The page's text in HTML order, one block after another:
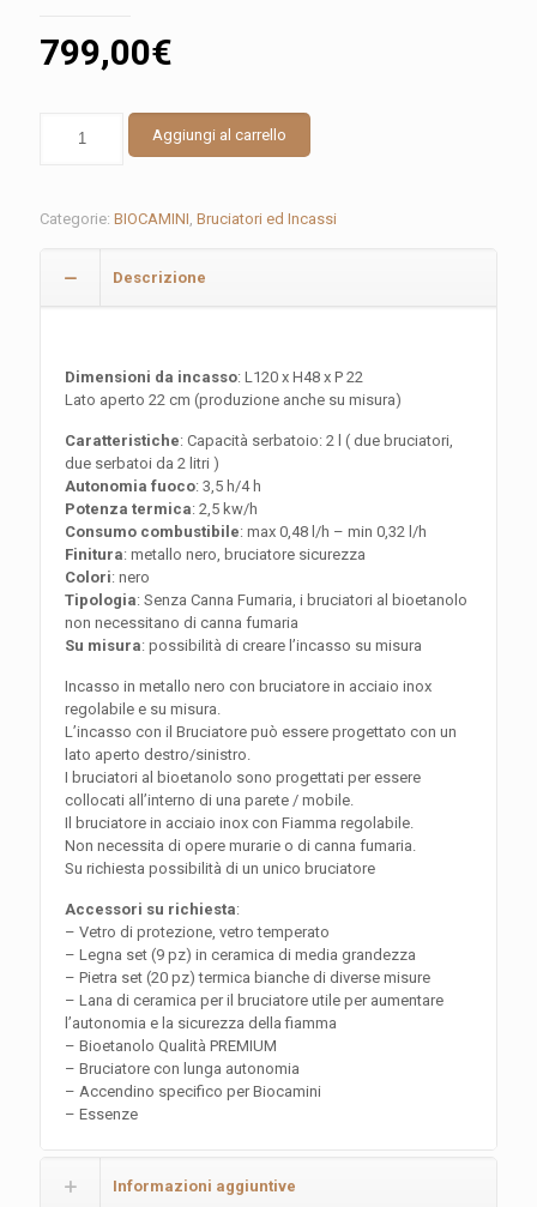
799,00€
CORNER
Aggiungi al carrello
Categorie: BIOCAMINI Bruciatori ed Incassi
Descrizione
Dimensioni da incasso: L120 x H48 x P 22
Lato aperto 22 cm (produzione anche su misura)
Caratteristiche: Capacità serbatoio: 2 l ( due bruciatori,
due serbatoi da 2 litri )
Autonomia fuoco: 3,5 h/4 h
Potenza termica: 2,5 kw/h
Consumo combustibile: max 0,48 l/h – min 0,32 l/h
Finitura: metallo nero, bruciatore sicurezza
Colori: nero
Tipologia: Senza Canna Fumaria, i bruciatori al bioetanolo
non necessitano di canna fumaria
Su misura: possibilità di creare l’incasso su misura
Incasso in metallo nero con bruciatore in acciaio inox
regolabile e su misura.
L’incasso con il Bruciatore può essere progettato con un
lato aperto destro/sinistro.
I bruciatori al bioetanolo sono progettati per essere
collocati all’interno di una parete / mobile.
Il bruciatore in acciaio inox con Fiamma regolabile.
Non necessita di opere murarie o di canna fumaria.
Su richiesta possibilità di un unico bruciatore
Accessori su richiesta:
– Vetro di protezione, vetro temperato
– Legna set (9 pz) in ceramica di media grandezza
– Pietra set (20 pz) termica bianche di diverse misure
– Lana di ceramica per il bruciatore utile per aumentare
l’autonomia e la sicurezza della fiamma
– Bioetanolo Qualità PREMIUM
– Bruciatore con lunga autonomia
– Accendino specifico per Biocamini
– Essenze
Informazioni aggiuntive